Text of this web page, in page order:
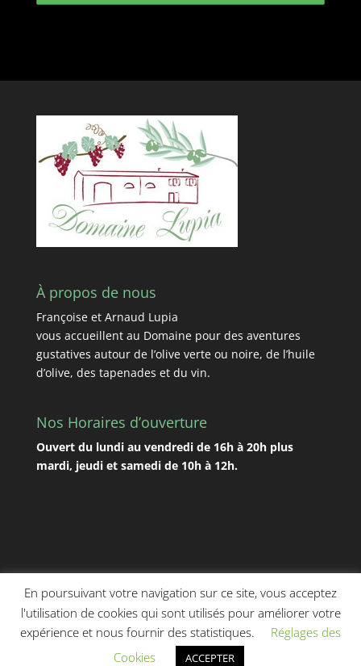
À propos de nous
Françoise et Arnaud Lupia
vous accueillent au Domaine pour des aventures
gustatives autour de l’olive verte ou noire, de l’huile
d’olive, des tapenades et du vin.
Nos Horaires d’ouverture
Ouvert du lundi au vendredi de 16h à 20h plus
mardi, jeudi et samedi de 10h à 12h.
Domaine Lupia 2020. Tous droits réservés. Mentions
Création web parMartial de Lorgeril -
Freelance Web sur Béziers
En poursuivant votre navigation sur ce site, vous acceptez
l'utilisation de cookies qui sont utilisés pour améliorer votre
expérience et nous fournir des statistiques.
Réglages des
Cookies
ACCEPTER